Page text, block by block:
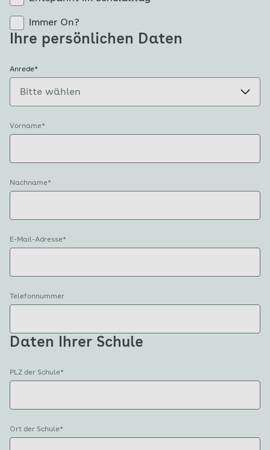
Immer On?
Ihre persönlichen Daten
Anrede*
Vorname*
Nachname*
E-Mail-Adresse*
Telefonnummer
Daten Ihrer Schule
PLZ der Schule*
Ort der Schule*